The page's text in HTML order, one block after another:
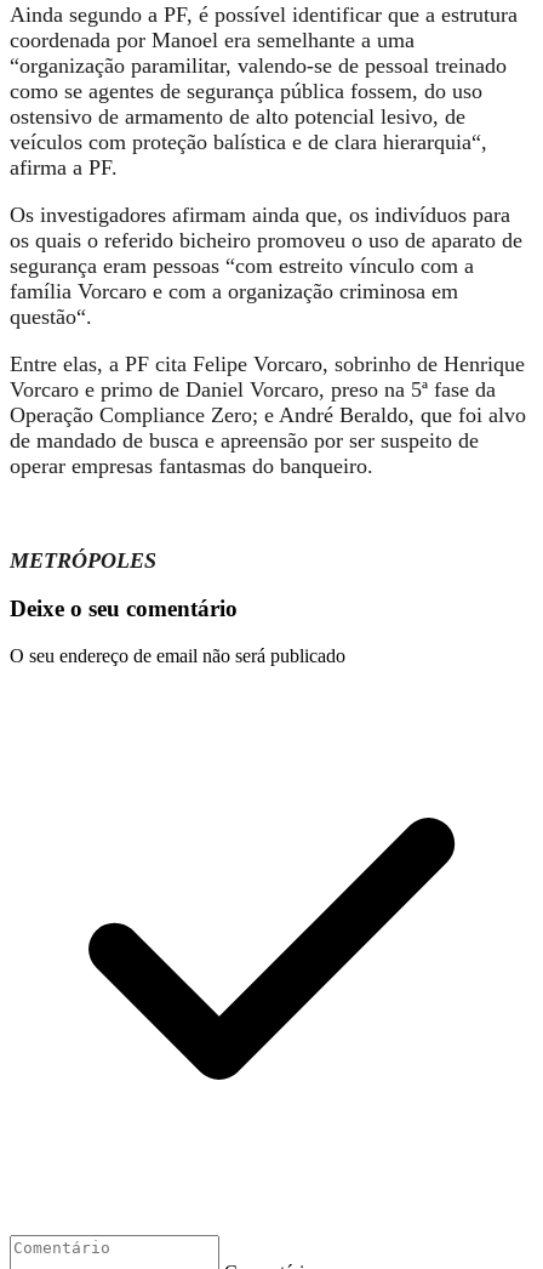
Ainda segundo a PF, é possível identificar que a estrutura
coordenada por Manoel era semelhante a uma
“organização paramilitar, valendo-se de pessoal treinado
como se agentes de segurança pública fossem, do uso
ostensivo de armamento de alto potencial lesivo, de
veículos com proteção balística e de clara hierarquia“,
afirma a PF.
Os investigadores afirmam ainda que, os indivíduos para
os quais o referido bicheiro promoveu o uso de aparato de
segurança eram pessoas “com estreito vínculo com a
família Vorcaro e com a organização criminosa em
questão“.
Entre elas, a PF cita Felipe Vorcaro, sobrinho de Henrique
Vorcaro e primo de Daniel Vorcaro, preso na 5ª fase da
Operação Compliance Zero; e André Beraldo, que foi alvo
de mandado de busca e apreensão por ser suspeito de
operar empresas fantasmas do banqueiro.
METRÓPOLES
Deixe o seu comentário
O seu endereço de email não será publicado